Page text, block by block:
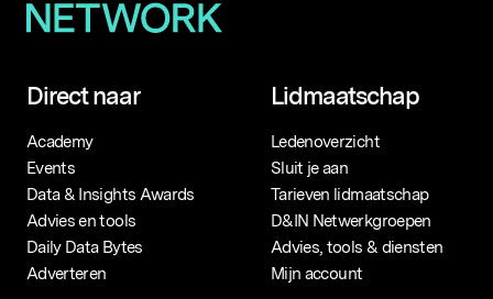
Populaire zoekopdrachten
Direct naar
Academy
Events
Data & Insights Awards
Advies en tools
Daily Data Bytes
Adverteren
Lidmaatschap
Ledenoverzicht
Sluit je aan
Tarieven lidmaatschap
D&IN Netwerkgroepen
Advies, tools & diensten
Mijn account